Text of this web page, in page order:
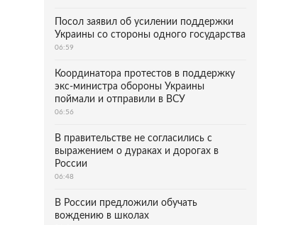
Посол заявил об усилении поддержки
Украины со стороны одного государства
06:59
Координатора протестов в поддержку
экс-министра обороны Украины
поймали и отправили в ВСУ
06:56
В правительстве не согласились с
выражением о дураках и дорогах в
России
06:48
В России предложили обучать
вождению в школах